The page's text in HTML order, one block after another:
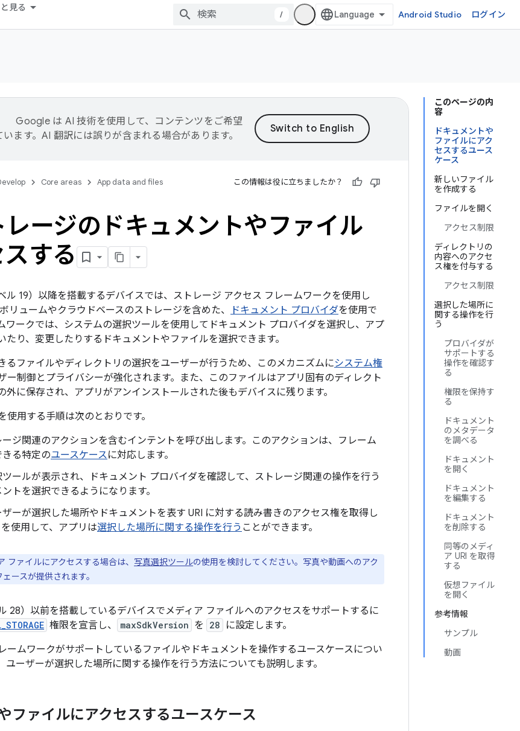
見る
/ Android Studio ログイン
このページの内
容
ドキュメントや
ファイルにアク
セスするユース
ケース
新しいファイル
を作成する
ファイルを開く
アクセス制限
ディレクトリの
内容へのアクセ
ス権を付与する
アクセス制限
選択した場所に
関する操作を行
う
プロバイダが
サポートする
操作を確認す
る
権限を保持す
る
ドキュメント
のメタデータ
を調べる
ドキュメント
を開く
ドキュメント
を編集する
ドキュメント
を削除する
同等のメディ
ア URI を取得
する
仮想ファイル
を開く
参考情報
サンプル
動画
Google は AI 技術を使用して、コンテンツをご希望
ます。AI 翻訳には誤りが含まれる場合があります。
Core areas App data and files この情報は役に立ちましたか？
ージのドキュメントやファイル
する
ル 19）以降を搭載するデバイスでは、ストレージ アクセス フレームワークを使用し
リュームやクラウドベースのストレージを含めた、
ドキュメント プロバイダを使用で
ワークでは、システムの選択ツールを使用してドキュメント プロバイダを選択し、アプ
たり、変更したりするドキュメントやファイルを選択できます。
るファイルやディレクトリの選択をユーザーが行うため、このメカニズムにシステム権
ー制御とプライバシーが強化されます。また、このファイルはアプリ固有のディレクト
外に保存され、アプリがアンインストールされた後もデバイスに残ります。
使用する手順は次のとおりです。
ジ関連のアクションを含むインテントを呼び出します。このアクションは、フレーム
る特定のユースケースに対応します。
ールが表示され、ドキュメント プロバイダを確認して、ストレージ関連の操作を行う
トを選択できるようになります。
ーが選択した場所やドキュメントを表す URI に対する読み書きのアクセス権を取得し
を使用して、アプリは選択した場所に関する操作を行う ことができます。
ファイルにアクセスする場合は、 写真選択ツールの使用を検討してください。写真や動画へのアク
ースが提供されます。
28）以前を搭載しているデバイスでメディア ファイルへのアクセスをサポートするに
権限を宣言し、 maxSdkVersion を 28
に設定します。
ームワークがサポートしているファイルやドキュメントを操作するユースケースについ
ユーザーが選択した場所に関する操作を行う方法についても説明します。
ファイルにアクセスするユースケース